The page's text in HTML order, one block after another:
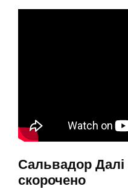
Сальвадор Далі
скорочено